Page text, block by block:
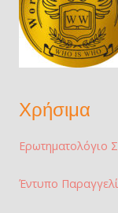
Χρήσιμα
Ερωτηματολόγιο
Έντυπο